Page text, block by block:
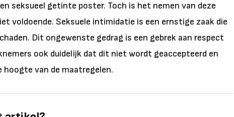
seksueel getinte poster. Toch is het nemen van deze
voldoende. Seksuele intimidatie is een ernstige zaak die
Dit ongewenste gedrag is een gebrek aan respect
ook duidelijk dat dit niet wordt geaccepteerd en
hoogte van de maatregelen.